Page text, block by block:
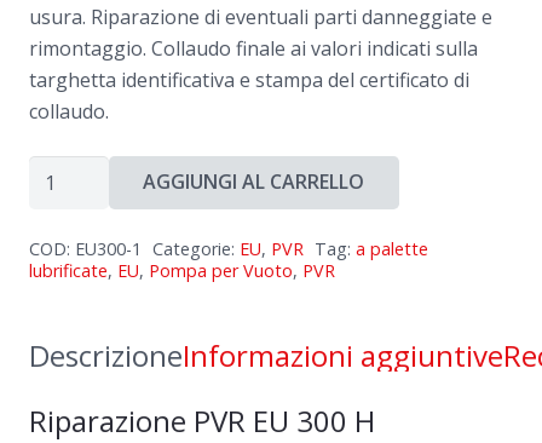
usura. Riparazione di eventuali parti danneggiate e
rimontaggio. Collaudo finale ai valori indicati sulla
targhetta identificativa e stampa del certificato di
collaudo.
Riparazione
300
AGGIUNGI AL CARRELLO
COD: EU300-1 Categorie: EU, PVR Tag: a palette
lubrificate, EU, Pompa per Vuoto, PVR
DescrizioneInformazioni aggiuntive
Riparazione PVR EU 300 H